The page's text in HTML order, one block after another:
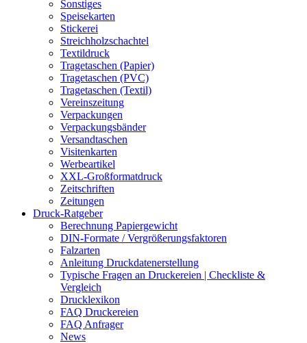
Sonstiges
Speisekarten
Stickerei
Streichholzschachtel
Textildruck
Tragetaschen (Papier)
Tragetaschen (PVC)
Tragetaschen (Textil)
Vereinszeitung
Verpackungen
Verpackungsbänder
Versandtaschen
Visitenkarten
Werbeartikel
XXL-Großformatdruck
Zeitschriften
Zeitungen
Druck-Ratgeber
Berechnung Papiergewicht
DIN-Formate / Vergrößerungsfaktoren
Falzarten
Anleitung Druckdatenerstellung
Typische Fragen an Druckereien | Checkliste &
Vergleich
Drucklexikon
FAQ Druckereien
FAQ Anfrager
News